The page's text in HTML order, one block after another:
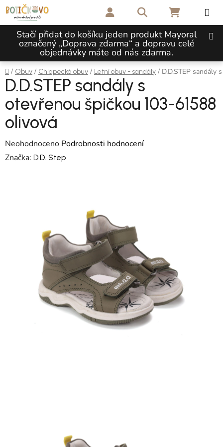
Přejít na obsah
Stačí přidat do košíku jeden produkt Mayoral
označený „Doprava zdarma“ a dopravu celé
objednávky máte od nás zdarma.
Hledat NÁKUPNÍ
Domů
/ Obuv / Chlapecká obuv / Letní obuv - sandály / D.D.STEP sandály
D.D.STEP sandály s
otevřenou špičkou 103-61588
olivová
Průměrné hodnocení produktu je 0,0 z 5 hvězdiček.
Neohodnoceno Podrobnosti hodnocení
Značka: D.D. Step